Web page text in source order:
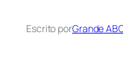
Escrito porGrande